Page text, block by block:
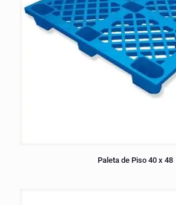
Paleta de Piso 40 x 48